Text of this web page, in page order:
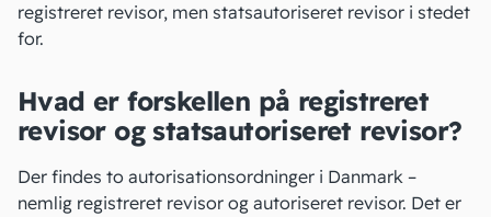
registreret revisor, men statsautoriseret revisor i stedet
for.
Hvad er forskellen på registreret
revisor og statsautoriseret revisor?
Der findes to autorisationsordninger i Danmark –
nemlig registreret revisor og autoriseret revisor. Det er